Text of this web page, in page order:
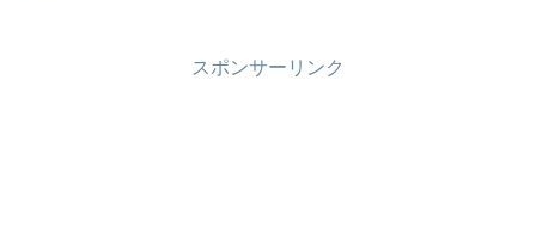
スポンサーリンク